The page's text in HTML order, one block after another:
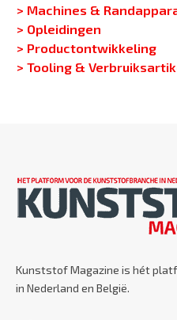
> Machines &
> Opleidingen
> Productontwikkeling
> Tooling &
Kunststof Magazine is hét
in Nederland en België.